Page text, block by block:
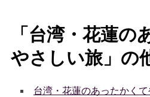
「台湾・花蓮の
やさしい旅」の
台湾・花蓮のあったかく